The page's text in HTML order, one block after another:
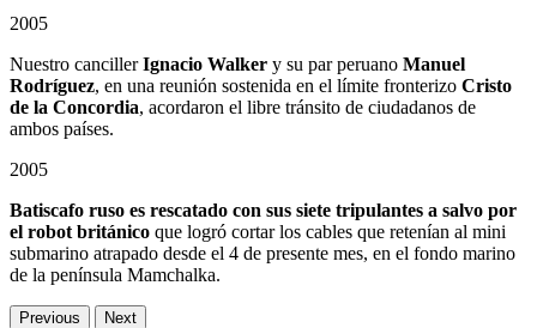
2005
Nuestro cancillerIgnacio Walker y su par peruano Manuel
Rodríguez, en una reunión sostenida en el límite fronterizo Cristo
de la Concordia, acordaron el libre tránsito de ciudadanos de
ambos países.
2005
Batiscafo ruso es rescatado con sus siete tripulantes a salvo por
el robot británico que logró cortar los cables que retenían al mini
submarino atrapado desde el 4 de presente mes, en el fondo marino
de la península Mamchalka.
Previous Next